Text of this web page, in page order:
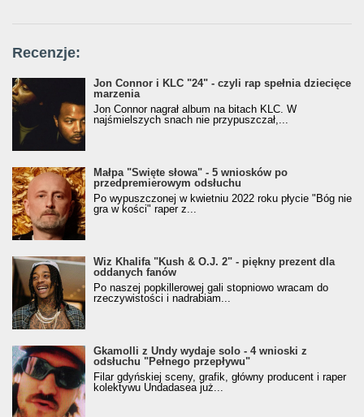
Recenzje:
Jon Connor i KLC "24" - czyli rap spełnia dziecięce
marzenia
Jon Connor nagrał album na bitach KLC. W
najśmielszych snach nie przypuszczał,...
Małpa "Święte słowa" - 5 wniosków po
przedpremierowym odsłuchu
Po wypuszczonej w kwietniu 2022 roku płycie "Bóg nie
gra w kości" raper z...
Wiz Khalifa "Kush & O.J. 2" - piękny prezent dla
oddanych fanów
Po naszej popkillerowej gali stopniowo wracam do
rzeczywistości i nadrabiam...
Gkamolli z Undy wydaje solo - 4 wnioski z
odsłuchu "Pełnego przepływu"
Filar gdyńskiej sceny, grafik, główny producent i raper
kolektywu Undadasea już...